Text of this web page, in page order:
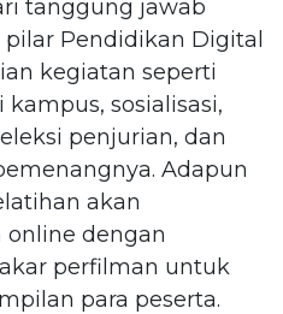
tanggung jawab
pilar Pendidikan Digital
kegiatan seperti
sosialisasi,
penjurian, dan
Adapun
akan
online dengan
perfilman untuk
para peserta.